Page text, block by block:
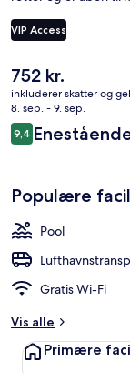
barer/lounger, en
glade for den korte
minutter væk.
VIP Access
Den
nuværende
pris
er
752 kr.
752 kr.
inkluderer skatter og
8. sep. - 9. sep.
Anmeldelser
9,49,4 ud af 10.
Populære
Pool
Gratis Wi-Fi
Vis alle
Primære